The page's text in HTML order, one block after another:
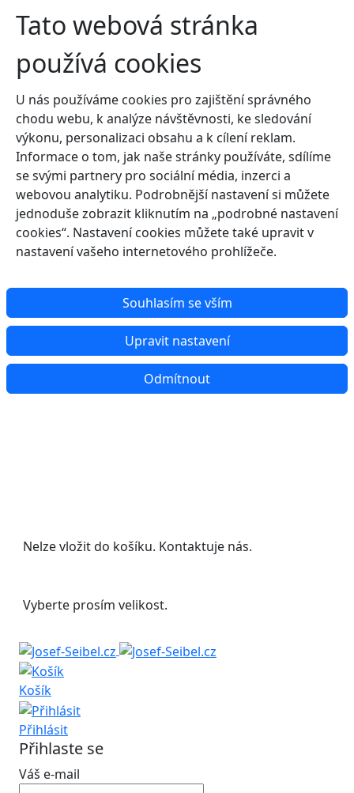
Tato webová stránka
používá cookies
U nás používáme cookies pro zajištění správného
chodu webu, k analýze návštěvnosti, ke sledování
výkonu, personalizaci obsahu a k cílení reklam.
Informace o tom, jak naše stránky používáte, sdílíme
se svými partnery pro sociální média, inzerci a
webovou analytiku. Podrobnější nastavení si můžete
jednoduše zobrazit kliknutím na „podrobné nastavení
cookies“. Nastavení cookies můžete také upravit v
nastavení vašeho internetového prohlížeče.
Souhlasím se vším
Upravit nastavení
Odmítnout
Nelze vložit do košíku. Kontaktuje nás.
Vyberte prosím velikost.
Košík
Přihlásit
Přihlaste se
Váš e-mail